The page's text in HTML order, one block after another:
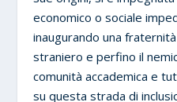
economico o sociale
inaugurando una
straniero e perfino il
comunità accademica e
su questa strada di